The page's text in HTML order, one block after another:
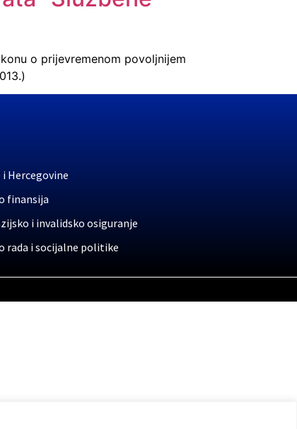
o prijevremenom povoljnijem
i Hercegovine
finansija
i invalidsko osiguranje
rada i socijalne politike